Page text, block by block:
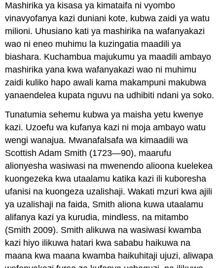
Mashirika ya kisasa ya kimataifa ni vyombo
vinavyofanya kazi duniani kote, kubwa zaidi ya watu
milioni. Uhusiano kati ya mashirika na wafanyakazi
wao ni eneo muhimu la kuzingatia maadili ya
biashara. Kuchambua majukumu ya maadili ambayo
mashirika yana kwa wafanyakazi wao ni muhimu
zaidi kuliko hapo awali kama makampuni makubwa
yanaendelea kupata nguvu na udhibiti ndani ya soko.
Tunatumia sehemu kubwa ya maisha yetu kwenye
kazi. Uzoefu wa kufanya kazi ni moja ambayo watu
wengi wanajua. Mwanafalsafa wa kimaadili wa
Scottish Adam Smith (1723—90), maarufu
alionyesha wasiwasi na mwenendo alioona kuelekea
kuongezeka kwa utaalamu katika kazi ili kuboresha
ufanisi na kuongeza uzalishaji. Wakati mzuri kwa ajili
ya uzalishaji na faida, Smith aliona kuwa utaalamu
alifanya kazi ya kurudia, mindless, na mitambo
(Smith 2009). Smith alikuwa na wasiwasi kwamba
kazi hiyo ilikuwa hatari kwa sababu haikuwa na
maana kwa maana kwamba haikuhitaji ujuzi, aliwapa